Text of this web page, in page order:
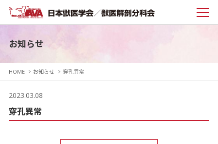
お知らせ
HOME お知らせ 穿孔異常
2023.03.08
穿孔異常